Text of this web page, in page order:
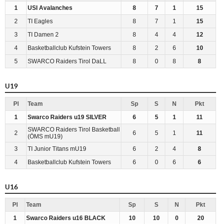
1
USI Avalanches 8 7 1
15
2
TI Eagles 8 7 1
15
3
TI Damen 2 8 4 4
12
4
Basketballclub Kufstein Towers 8 2 6
10
5
SWARCO Raiders Tirol DaLL 8 0 8 8
U19
Pl Team Sp S N
Pkt
1
Swarco Raiders u19 SILVER 6 5 1 11
2
SWARCO Raiders Tirol Basketball
(ÖMS mU19)
6 5 1 11
3 TI Junior Titans mU19 6 2 4
8
4
Basketballclub Kufstein Towers 6 0 6 6
U16
Pl Team Sp S N
Pkt
1
Swarco Raiders u16 BLACK 10 10 0
20